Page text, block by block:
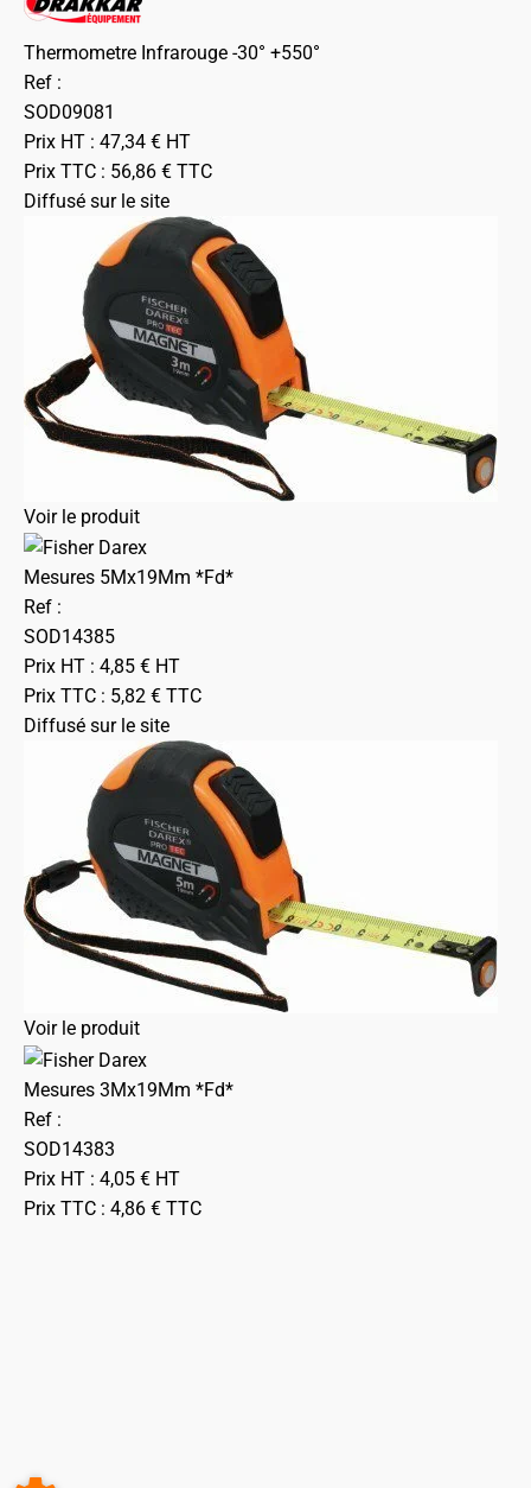
Thermometre Infrarouge -30° +550°
Ref :
SOD09081
Prix HT : 47,34 € HT
Prix TTC : 56,86 € TTC
Diffusé sur le site
Voir le produit
Mesures 5Mx19Mm *Fd*
Ref :
SOD14385
Prix HT : 4,85 € HT
Prix TTC : 5,82 € TTC
Diffusé sur le site
Voir le produit
Mesures 3Mx19Mm *Fd*
Ref :
SOD14383
Prix HT : 4,05 € HT
Prix TTC : 4,86 € TTC